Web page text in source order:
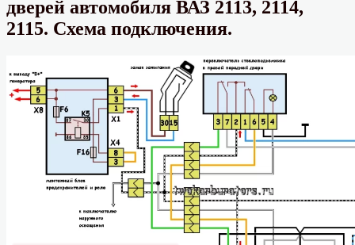
дверей автомобиля ВАЗ 2113, 2114,
2115. Схема подключения.